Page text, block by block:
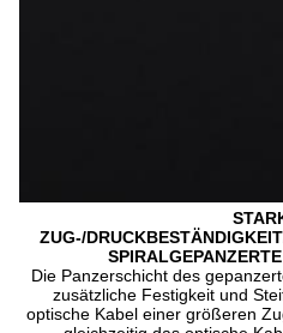
ZUG-/
Die Panzerschicht des
zusätzliche Festigkeit und
optische Kabel einer größeren